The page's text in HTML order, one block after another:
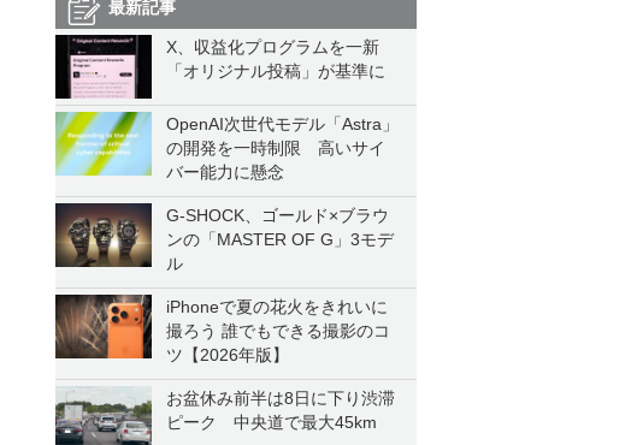
最新記事
X、収益化プログラムを一新
「オリジナル投稿」が基準に
OpenAI次世代モデル「Astra」
の開発を一時制限 高いサイ
バー能力に懸念
G-SHOCK、ゴールド×ブラウ
ンの「MASTER OF G」3モデ
ル
iPhoneで夏の花火をきれいに
撮ろう 誰でもできる撮影のコ
ツ【2026年版】
お盆休み前半は8日に下り渋滞
ピーク 中央道で最大45km